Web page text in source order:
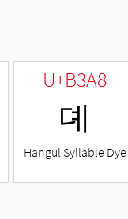
U+B3A8
뎨
Hangul Syllable Dye